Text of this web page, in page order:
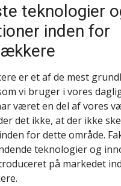
teknologier
inden for
er et af de mest
vi bruger i vores
været en del af vores
det ikke, at der ikke
for dette område.
teknologier og
på markedet